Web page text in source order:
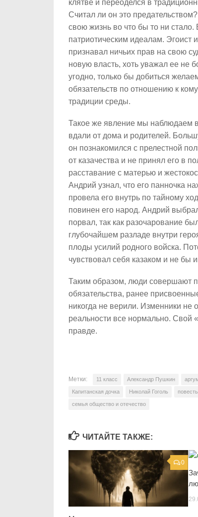
клятве и переоделся в
Считал ли он это
свою жизнь во что бы то ни
патриотическим идеалам. Эгоист
признавал ничьих прав на свою
новую власть, хоть уважал ее
угодно, только бы добиться
обязательств по отношению к
традиции среды.
Такое же явление мы наблюдаем
вдали от дома и родителей.
он познакомился с прелестной
от казачества и не принял его в
расставание с матерью и
Андрий узнал, что его панночка
провела его внутрь по тайному
повинен его народ. Андрий
порвал, так как разочарование
глубочайшем разладе внутри
плоды усилий родного войска.
чувствовал себя казаком и не бы
Таким образом, люди совершают
обязательства, ранее
никогда не верили. Изменники не
реальности все нормально. Свой
правде.
Метки: 11 класс Александр Пушкин
Капитанская дочка Николай Гоголь
семья общество и отечество
ЧИТАЙТЕ ТАКЖЕ:
0